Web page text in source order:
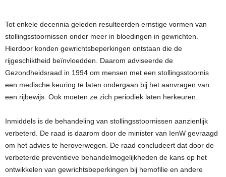
Tot enkele decennia geleden resulteerden ernstige vormen van
stollingsstoornissen onder meer in bloedingen in gewrichten.
Hierdoor konden gewrichtsbeperkingen ontstaan die de
rijgeschiktheid beïnvloedden. Daarom adviseerde de
Gezondheidsraad in 1994 om mensen met een stollingsstoornis
een medische keuring te laten ondergaan bij het aanvragen van
een rijbewijs. Ook moeten ze zich periodiek laten herkeuren.
Inmiddels is de behandeling van stollingsstoornissen aanzienlijk
verbeterd. De raad is daarom door de minister van IenW gevraagd
om het advies te heroverwegen. De raad concludeert dat door de
verbeterde preventieve behandelmogelijkheden de kans op het
ontwikkelen van gewrichtsbeperkingen bij hemofilie en andere